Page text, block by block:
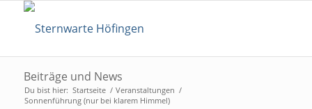
Beiträge und News
Du bist hier: Startseite / Veranstaltungen /
Sonnenführung (nur bei klarem Himmel)